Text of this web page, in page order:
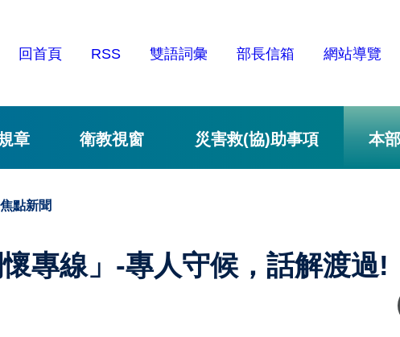
回首頁 RSS 雙語詞彙 部長信箱 網站導覽
章 衛教視窗 災害救(協)助事項 本
焦點新聞
懷專線」-專人守候，話解渡過!